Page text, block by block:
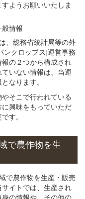
ようお願いいたしま
般情報
、総務省統計局等の外
ンクロップス]運営事務
の２つから構成され
いない情報は、当運
なります。
そこで行われている
興味をもっていただ
す。
で農作物を生
で農作物を生産・販売
イトでは、生産され